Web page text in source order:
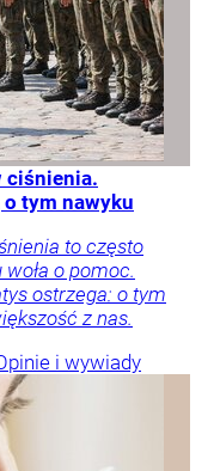
ciśnienia.
tym nawyku
to często
o pomoc.
ostrzega: o tym
z nas.
i wywiady